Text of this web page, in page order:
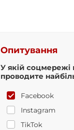
Опитування
У якій соцмережі
проводите
Facebook
Instagram
TikTok